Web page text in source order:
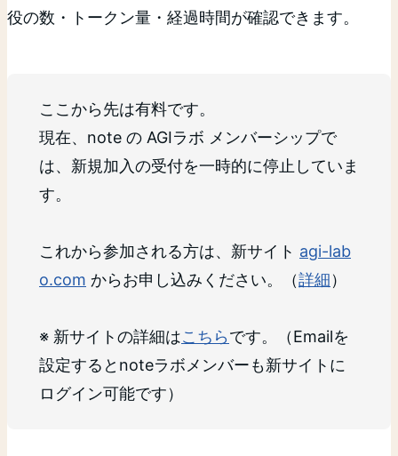
役の数・トークン量・経過時間が確認できます。
ここから先は有料です。
現在、note の AGIラボ メンバーシップで
は、新規加入の受付を一時的に停止していま
す。
これから参加される方は、新サイト agi-lab
o.com からお申し込みください。（詳細）
※ 新サイトの詳細はこちらです。（Emailを
設定するとnoteラボメンバーも新サイトに
ログイン可能です）